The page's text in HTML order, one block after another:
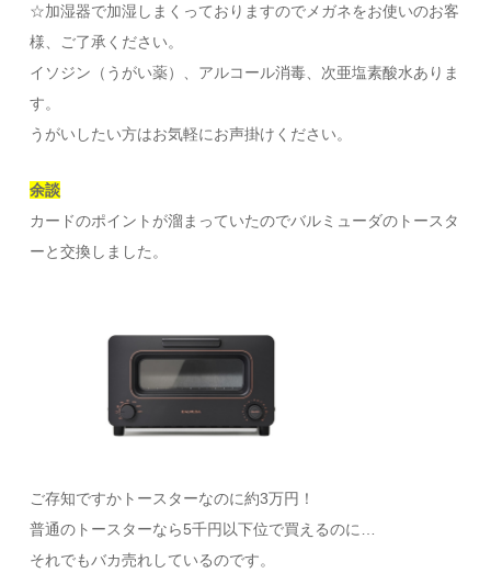
☆加湿器で加湿しまくっておりますのでメガネをお使いのお客
様、ご了承ください。
イソジン（うがい薬）、アルコール消毒、次亜塩素酸水ありま
す。
うがいしたい方はお気軽にお声掛けください。
余談
カードのポイントが溜まっていたのでバルミューダのトースタ
ーと交換しました。
ご存知ですかトースターなのに約3万円！
普通のトースターなら5千円以下位で買えるのに…
それでもバカ売れしているのです。